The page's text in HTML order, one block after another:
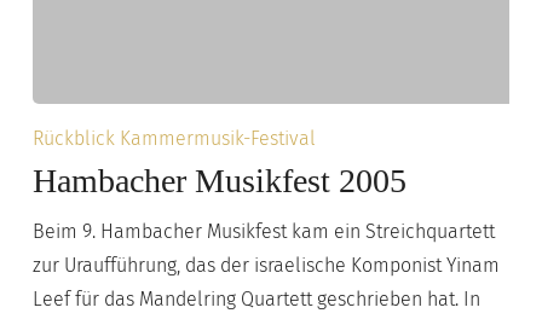
Hambacher
Musikfest
Rückblick Kammermusik-Festival
Hambacher Musikfest 2005
Beim 9. Hambacher Musikfest kam ein Streichquartett
zur Uraufführung, das der israelische Komponist Yinam
Leef für das Mandelring Quartett geschrieben hat. In